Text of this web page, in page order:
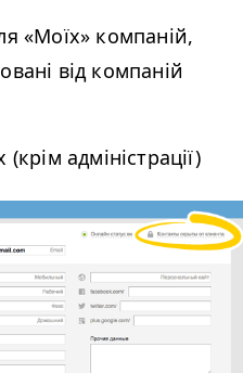
«Моїх» компаній,
від компаній
(крім адміністрації)